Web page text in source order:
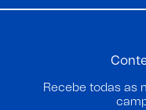
Recebe todas as